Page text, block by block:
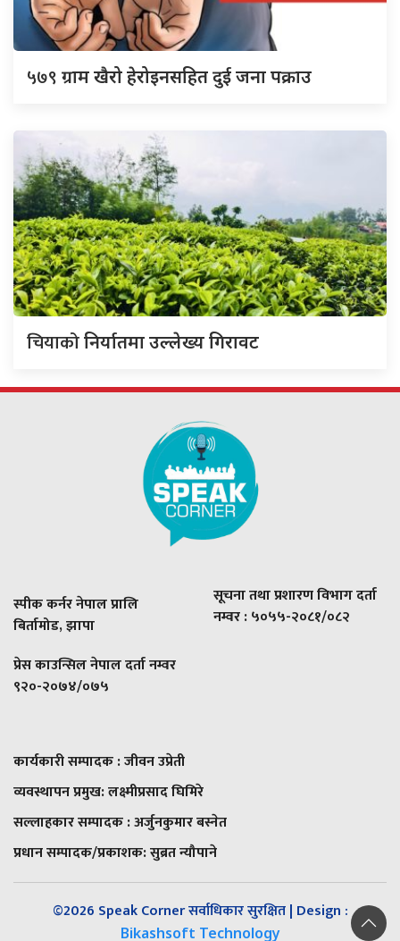
५७९ ग्राम खैरो हेरोइनसहित दुई जना पक्राउ
चियाकोनिर्यातमा उल्लेख्य गिरावट
स्पीक कर्नर नेपाल प्रालि
बिर्तामोड, झापा
प्रेस काउन्सिल नेपाल दर्ता नम्वर
९२०-२०७४/०७५
सूचना तथा प्रशारण विभाग दर्ता
नम्वर : ५०५५-२०८१/०८२
कार्यकारी सम्पादक : जीवन उप्रेती
व्यवस्थापन प्रमुख:लक्ष्मीप्रसाद घिमिरे
सल्लाहकार सम्पादक : अर्जुनकुमार बस्नेत
प्रधान सम्पादक/प्रकाशक:सुब्रत न्यौपाने
©2026 Speak Corner सर्वाधिकार सुरक्षित | Design :
Bikashsoft Technology